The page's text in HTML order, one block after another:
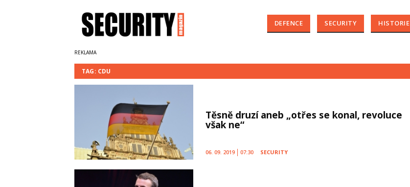
DEFENCE SECURITY HISTORIE
TAG: CDU
Těsně druzí aneb „otřes se konal, revoluce
však ne“
06. 09. 2019 07:30 SECURITY